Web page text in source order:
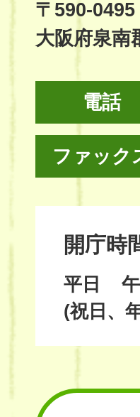
〒590-0495
大阪府泉南
電話
ファック
開庁時
平日
(祝日、